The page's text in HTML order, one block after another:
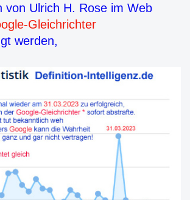
von Ulrich H. Rose im Web
Gleichrichter
werden,